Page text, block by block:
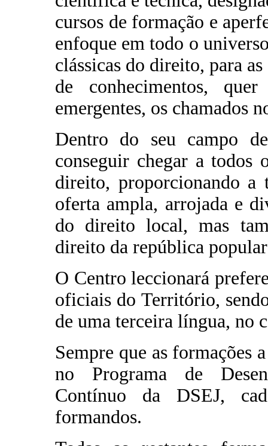
cursos de formação e
enfoque em todo o
clássicas do direito, para
de conhecimentos,
emergentes, os chamados
Dentro do seu campo
conseguir chegar a todos
direito, proporcionando a
oferta ampla, arrojada e
do direito local, mas
direito da república
O Centro leccionará
oficiais do Território,
de uma terceira língua, no
Sempre que as formações
no Programa de
Contínuo da DSEJ,
formandos.